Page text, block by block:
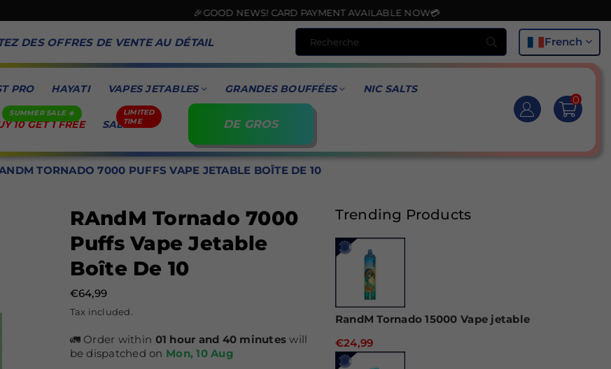
🎉GOOD NEWS! CARD PAYMENT AVAILABLE NOW💳
DES OFFRES DE VENTE AU DÉTAIL RechercheFrench
PRO HAYATI VAPES JETABLES GRANDES BOUFFÉES NIC SALTS
10 GET 1 FREE SALE DE GROS
0
TORNADO 7000 PUFFS VAPE JETABLE BOÎTE DE 10
RAndM Tornado 7000
Puffs Vape Jetable
Boîte De 10
Prix
régulier
€64,99
Tax included.
🚛 Order within 01 hour and 40 minutes will
be dispatched on Mon, 10 Aug
Trending Products
RandM Tornado 15000 Vape jetable
€24,99